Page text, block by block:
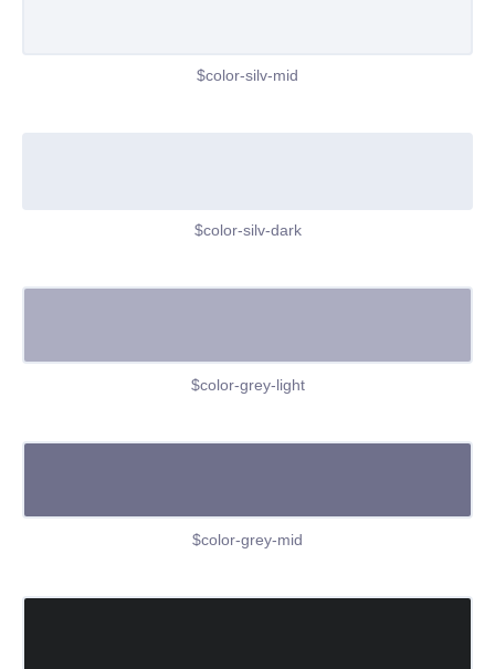
$color-silv-mid
$color-silv-dark
$color-grey-light
$color-grey-mid